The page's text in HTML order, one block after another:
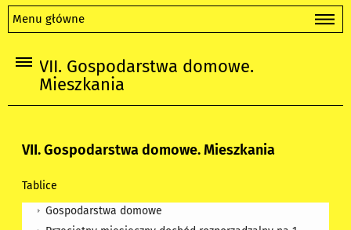
Menu główne
VII. Gospodarstwa domowe.
Mieszkania
VII. Gospodarstwa domowe. Mieszkania
Tablice
Gospodarstwa domowe